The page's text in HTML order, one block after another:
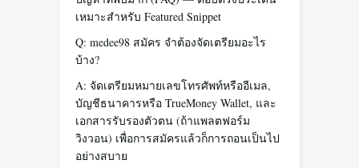
เหมาะสำหรับ Featured Snippet
Q: medee98 สมัคร จำต้องจัดเตรียมอะไร
บ้าง?
A: จัดเตรียมหมายเลขโทรศัพท์หรืออีเมล,
บัญชีธนาคารหรือ TrueMoney Wallet, และ
เอกสารรับรองตัวตน (ถ้าแพลตฟอร์ม
วิงวอน) เพื่อการสมัครแล้วก็การถอนเป็นไป
อย่างสบาย